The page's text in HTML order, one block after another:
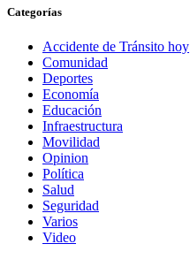
Categorías
Accidente de Tránsito hoy
Comunidad
Deportes
Economía
Educación
Infraestructura
Movilidad
Opinion
Política
Salud
Seguridad
Varios
Video